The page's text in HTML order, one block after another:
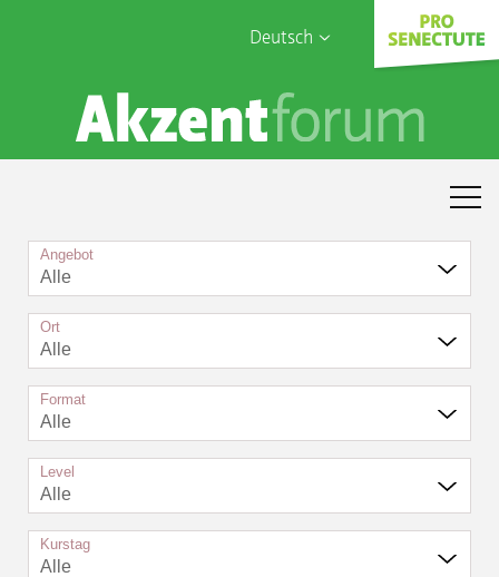
Deutsch
English
Français
Sophia Care
Angebot
Alle
Ort
Alle
Format
Alle
Level
Alle
Kurstag
Alle